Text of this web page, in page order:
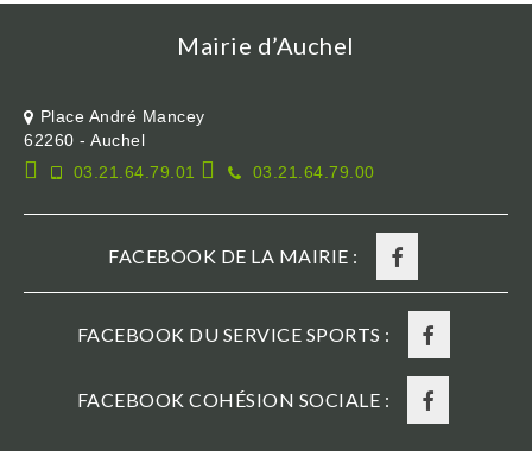
Mairie d’Auchel
Place André Mancey
62260 - Auchel
03.21.64.79.01
03.21.64.79.00
FACEBOOK DE LA MAIRIE :
FACEBOOK DU SERVICE SPORTS :
FACEBOOK COHÉSION SOCIALE :